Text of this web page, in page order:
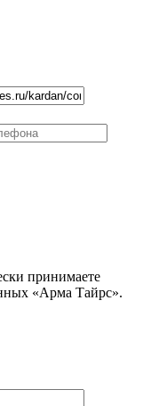
принимаете
«Арма Тайрс».